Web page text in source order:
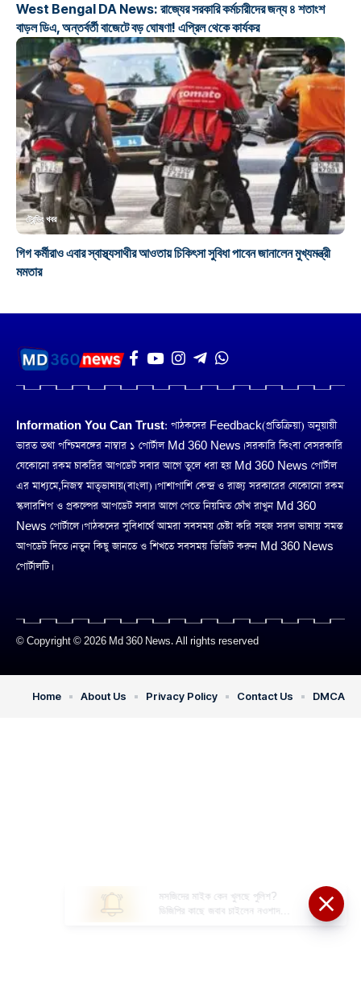
West Bengal DA News: রাজ্যের সরকারি কর্মচারীদের জন্য ৪ শতাংশ
বাড়ল ডিএ, অন্তর্বর্তী বাজেটে বড় ঘোষণা! এপ্রিল থেকে কার্যকর
ট্রেন্ডিং খবর
গিগ কর্মীরাও এবার স্বাস্থ্যসাথীর আওতায় চিকিৎসা সুবিধা পাবেন জানালেন মুখ্যমন্ত্রী
মমতার
Information You Can Trust: পাঠকদের Feedback(প্রতিক্রিয়া) অনুয়ায়ী
ভারত তথা পশ্চিমবঙ্গের নাম্বার ১ পোর্টাল Md 360 News। সরকারি কিংবা বেসরকারি
যেকোনো রকম চাকরির আপডেট সবার আগে তুলে ধরা হয় Md 360 News পোর্টাল
এর মাধ্যমে,নিজস্ব মাতৃভাষায়(বাংলা)। পাশাপাশি কেন্দ্র ও রাজ্য সরকারের যেকোনো রকম
স্কলারশিপ ও প্রকল্পের আপডেট সবার আগে পেতে নিয়মিত চোঁখ রাখুন Md 360
News পোর্টালে। পাঠকদের সুবিধার্থে আমরা সবসময় চেষ্টা করি সহজ সরল ভাষায় সমস্ত
আপডেট দিতে। নতুন কিছু জানতে ও শিখতে সবসময় ভিজিট করুন Md 360 News
পোর্টালটি।
© Copyright © 2026 Md 360 News. All rights reserved
Home About Us Privacy Policy Contact Us DMCA
মসজিদের মাইক কেন খুলছে পুলিশ?
ডিজিপির কাছে জবাব চাইলেন নওশাদ